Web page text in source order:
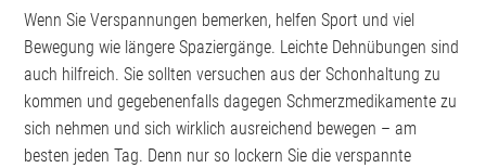
Wenn Sie Verspannungen bemerken, helfen Sport und viel
Bewegung wie längere Spaziergänge. Leichte Dehnübungen sind
auch hilfreich. Sie sollten versuchen aus der Schonhaltung zu
kommen und gegebenenfalls dagegen Schmerzmedikamente zu
sich nehmen und sich wirklich ausreichend bewegen – am
besten jeden Tag. Denn nur so lockern Sie die verspannte